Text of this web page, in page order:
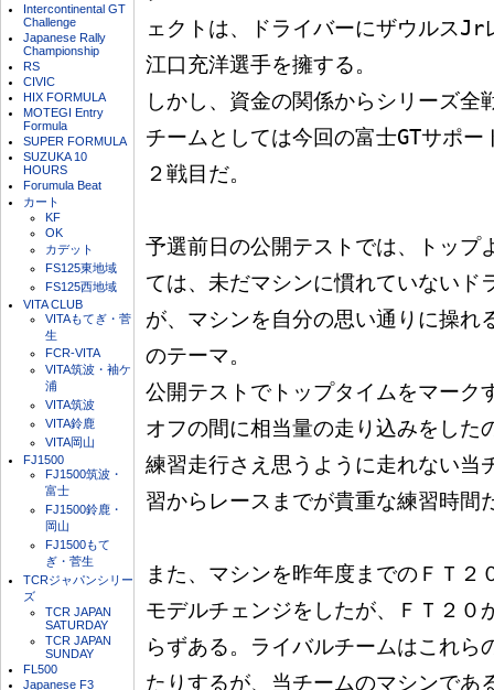
Intercontinental GT
Challenge
Japanese Rally
Championship
RS
CIVIC
HIX FORMULA
MOTEGI Entry
Formula
SUPER FORMULA
SUZUKA 10
HOURS
Forumula Beat
カート
KF
OK
カデット
FS125東地域
FS125西地域
VITA CLUB
VITAもてぎ・菅
生
FCR-VITA
VITA筑波・袖ケ
浦
VITA筑波
VITA鈴鹿
VITA岡山
FJ1500
FJ1500筑波・
富士
FJ1500鈴鹿・
岡山
FJ1500もて
ぎ・菅生
TCRジャパンシリー
ズ
TCR JAPAN
SATURDAY
TCR JAPAN
SUNDAY
FL500
Japanese F3
ェクトは、ドライバーにザウルスJr
江口充洋選手を擁する。
しかし、資金の関係からシリーズ全
チームとしては今回の富士GTサポ
２戦目だ。
予選前日の公開テストでは、トップ
ては、未だマシンに慣れていないド
が、マシンを自分の思い通りに操れ
のテーマ。
公開テストでトップタイムをマーク
オフの間に相当量の走り込みをした
練習走行さえ思うように走れない当
習からレースまでが貴重な練習時間
また、マシンを昨年度までのＦＴ２
モデルチェンジをしたが、ＦＴ２０
らずある。ライバルチームはこれら
たりするが、当チームのマシンであ